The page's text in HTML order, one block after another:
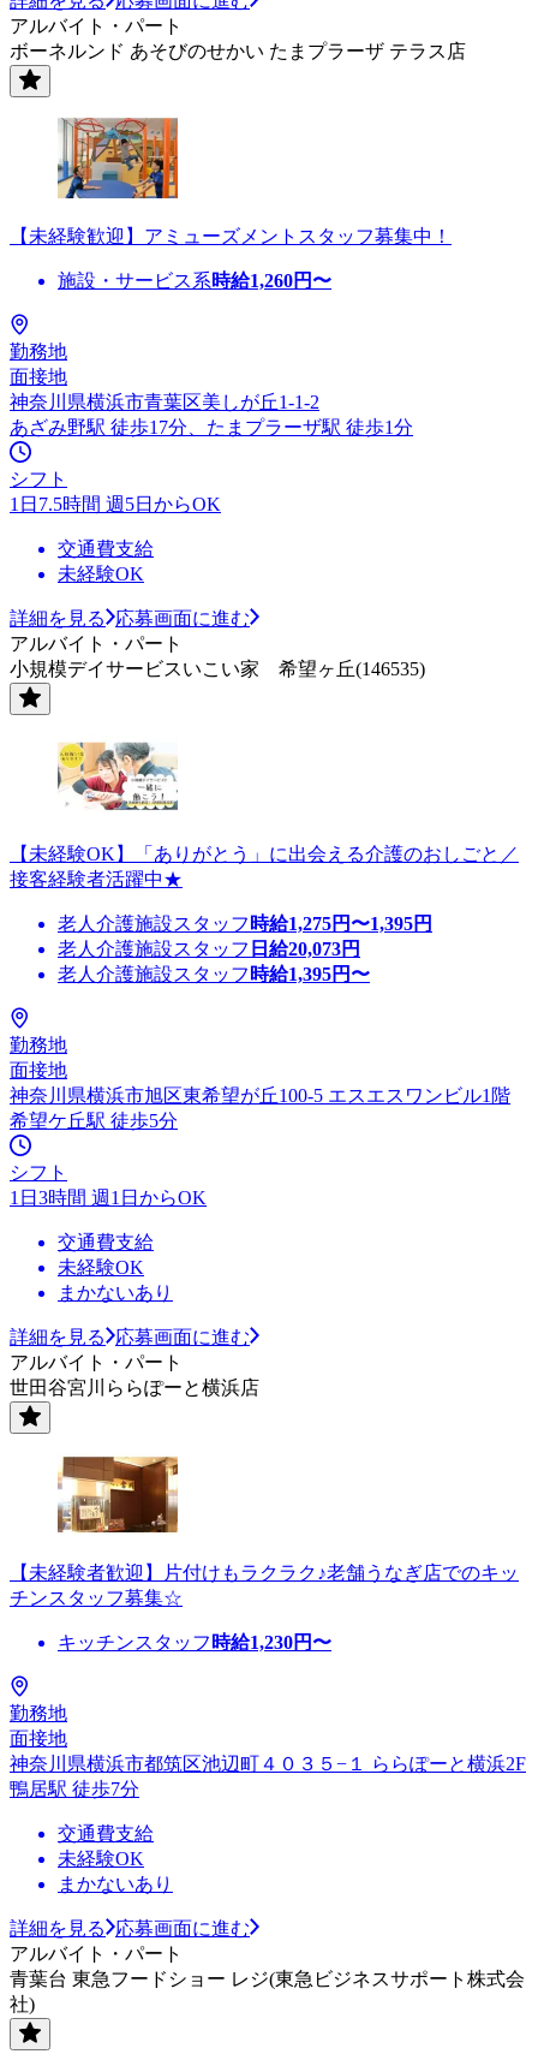
アルバイト・パート
ボーネルンド あそびのせかい たまプラーザ テラス店
【未経験歓迎】アミューズメントスタッフ募集中！
施設・サービス系時給1,260円〜
勤務地
面接地
神奈川県横浜市青葉区美しが丘1-1-2
あざみ野駅 徒歩17分、たまプラーザ駅 徒歩1分
シフト
1日7.5時間 週5日からOK
交通費支給
未経験OK
詳細を見る
応募画面に進む
アルバイト・パート
小規模デイサービスいこい家 希望ヶ丘(146535)
【未経験OK】「ありがとう」に出会える介護のおしごと／
接客経験者活躍中★
老人介護施設スタッフ 時給1,275円〜1,395円
老人介護施設スタッフ 日給20,073円
老人介護施設スタッフ 時給1,395円〜
勤務地
面接地
神奈川県横浜市旭区東希望が丘100-5 エスエスワンビル1階
希望ケ丘駅 徒歩5分
シフト
1日3時間 週1日からOK
交通費支給
未経験OK
まかないあり
詳細を見る
応募画面に進む
アルバイト・パート
世田谷宮川ららぽーと横浜店
【未経験者歓迎】片付けもラクラク♪老舗うなぎ店でのキッ
チンスタッフ募集☆
キッチンスタッフ 時給1,230円〜
勤務地
面接地
神奈川県横浜市都筑区池辺町４０３５−１ ららぽーと横浜2F
鴨居駅 徒歩7分
交通費支給
未経験OK
まかないあり
詳細を見る
応募画面に進む
アルバイト・パート
青葉台 東急フードショー レジ(東急ビジネスサポート株式会
社)